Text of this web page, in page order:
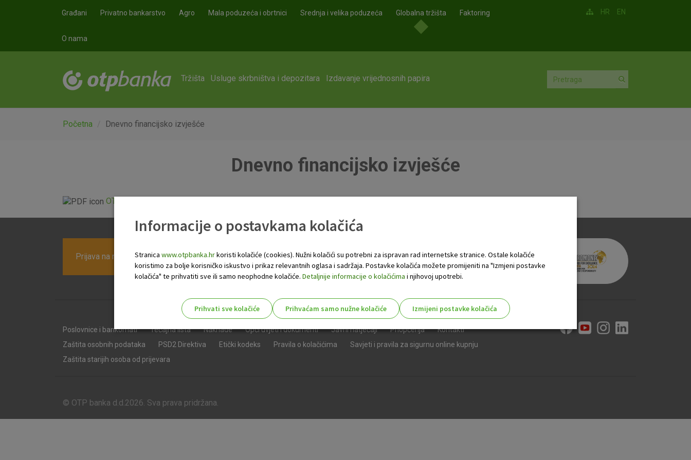
Građani Privatno bankarstvo Agro Mala poduzeća i obrtnici Srednja i velika poduzeća Globalna tržišta Faktoring
O nama
HR EN
Tržišta Usluge skrbništva i depozitara Izdavanje vrijednosnih papira
Početna Dnevno financijsko izvješće
Dnevno financijsko izvješće
OTP Dnevno financijsko izvješće.pdf
Prijava na newsletter OTP banke
Poslovnice i bankomati Tečajna lista Naknade Opći uvjeti i dokumenti Javni natječaji Priopćenja
Kontakti
Zaštita osobnih podataka
PSD2 Direktiva Etički kodeks Pravila o kolačićima
Savjeti i pravila za sigurnu online kupnju
Zaštita starijih osoba od prijevara
© OTP banka d.d.2026. Sva prava pridržana.
Informacije o postavkama kolačića
Stranica www.otpbanka.hrkoristi kolačiće (cookies). Nužni kolačići su potrebni za ispravan rad internetske stranice. Ostale kolačiće
koristimo za bolje korisničko iskustvo i prikaz relevantnih oglasa i sadržaja. Postavke kolačića možete promijeniti na "Izmjeni postavke
kolačića" te prihvatiti sve ili samo neophodne kolačiće. Detaljnije informacije o kolačićima i njihovoj upotrebi.
Prihvati sve kolačiće Prihvaćam samo nužne kolačiće
Izmijeni postavke kolačića